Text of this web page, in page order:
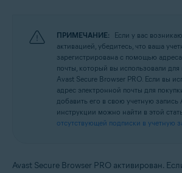
ПРИМЕЧАНИЕ:
Если у вас
активацией, убедитесь, что ваша
зарегистрирована с помощью
почты, который вы использовали для
Avast Secure Browser PRO. Если вы
адрес электронной почты для
добавить его в свою учетную
инструкции можно найти в этой
отсутствующей подписки в учетную
Avast Secure Browser PRO активирован.